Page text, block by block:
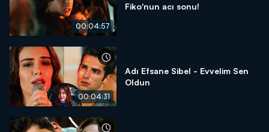
00:04:57
Fiko'nun acı sonu!
00:04:31
Adı Efsane Sibel - Evvelim Sen
Oldun